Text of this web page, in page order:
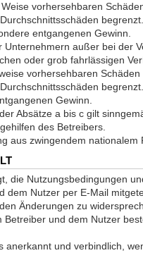
vorhersehbaren
entgangenen Gewinn.
Unternehmern außer bei der
oder grob fahrlässigen
vorhersehbaren
Gewinn.
Absätze a bis c gilt
des Betreibers.
aus zwingendem nationalem
die Nutzungsbedingungen
dem Nutzer per E-Mail
Änderungen zu
Betreiber und dem Nutzer
anerkannt und verbindlich,